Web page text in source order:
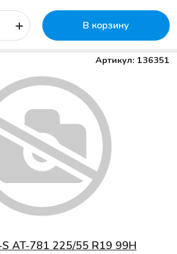
+ В корзину
Артикул: 136351
AT-781 225/55 R19 99H